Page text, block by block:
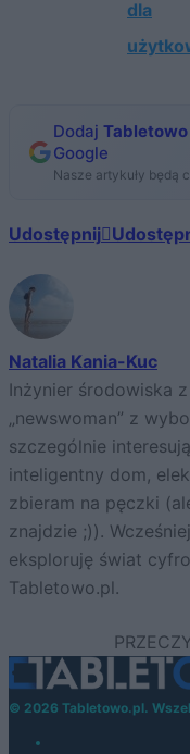
dla
Dodaj Tabletowo
Google
Nasze artykuły będą
Udostępnij
Natalia Kania-Kuc
Inżynier środowiska
„newswoman” z
szczególnie
inteligentny dom,
zbieram na pęczki
znajdzie ;)).
eksploruję świat
Tabletowo.pl.
© 2026 Tabletowo.pl.